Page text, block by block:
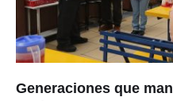
Generaciones que